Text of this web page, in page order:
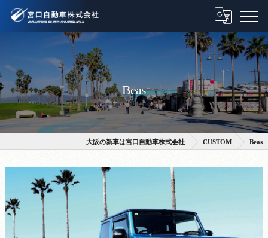
Beas
大阪の新車は宮口自動車株式会社 CUSTOM Beas